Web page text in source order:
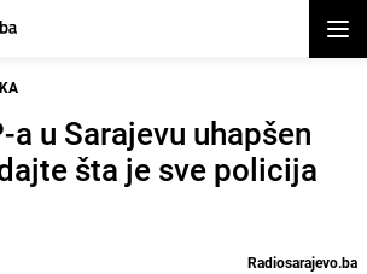
a u Sarajevu uhapšen
šta je sve policija
Radiosarajevo.ba